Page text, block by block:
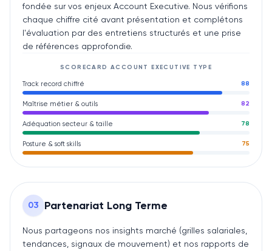
fondée sur vos enjeux Account Executive. Nous vérifions
chaque chiffre cité avant présentation et complétons
l'évaluation par des entretiens structurés et une prise
de références approfondie.
SCORECARDACCOUNT EXECUTIVE TYPE
Track record chiffré 88
Maîtrise métier & outils 82
Adéquation secteur & taille 78
Posture & soft skills 75
03 Partenariat Long Terme
Nous partageons nos insights marché (grilles salariales,
tendances, signaux de mouvement) et nos rapports de